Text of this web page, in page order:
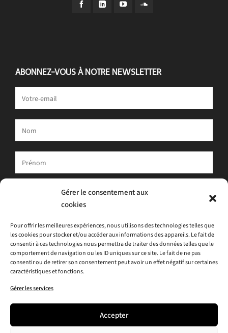
Gérer le consentement aux
cookies
Pour offrir les meilleures expériences, nous utilisons des technologies telles que
les cookies pour stocker et/ou accéder aux informations des appareils. Le fait de
consentir à ces technologies nous permettra de traiter des données telles que le
comportement de navigation ou les ID uniques sur ce site. Le fait de ne pas
consentir ou de retirer son consentement peut avoir un effet négatif sur certaines
caractéristiques et fonctions.
Gérer les services
Accepter
ABONNEZ-VOUS À NOTRE NEWSLETTER
Votre adresse e-mail est uniquement utilisée pour vous envoyer
notre newsletter et des informations sur les activités d'ATLAS.
la newsletter.
J'acceptela politique de confidentialité